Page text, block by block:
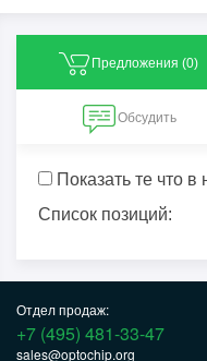
Предложения (0)
Обсудить
Показать те что в
Список позиций:
Отдел продаж:
+7 (495) 481-33-47
sales@optochip.org